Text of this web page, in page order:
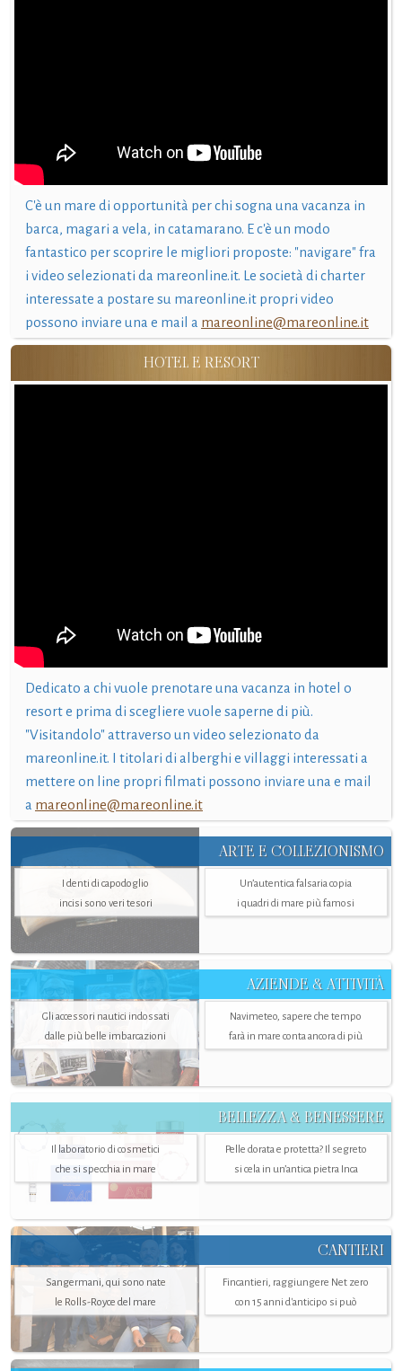
C'è un mare di opportunità per chi sogna una vacanza in
barca, magari a vela, in catamarano. E c'è un modo
fantastico per scoprire le migliori proposte: "navigare" fra
i video selezionati da mareonline.it. Le società di charter
interessate a postare su mareonline.it propri video
possono inviare una e mail a mareonline@mareonline.it
HOTEL E RESORT
Dedicato a chi vuole prenotare una vacanza in hotel o
resort e prima di scegliere vuole saperne di più.
"Visitandolo" attraverso un video selezionato da
mareonline.it. I titolari di alberghi e villaggi interessati a
mettere on line propri filmati possono inviare una e mail
a mareonline@mareonline.it
ARTE E COLLEZIONISMO
I denti di capodoglio
incisi sono veri tesori
Un’autentica falsaria copia
i quadri di mare più famosi
AZIENDE & ATTIVITÀ
Gli accessori nautici indossati
dalle più belle imbarcazioni
Navimeteo, sapere che tempo
farà in mare conta ancora di più
BELLEZZA & BENESSERE
Il laboratorio di cosmetici
che si specchia in mare
Pelle dorata e protetta? Il segreto
si cela in un’antica pietra Inca
CANTIERI
Sangermani, qui sono nate
le Rolls-Royce del mare
Fincantieri, raggiungere Net zero
con 15 anni d'anticipo si può